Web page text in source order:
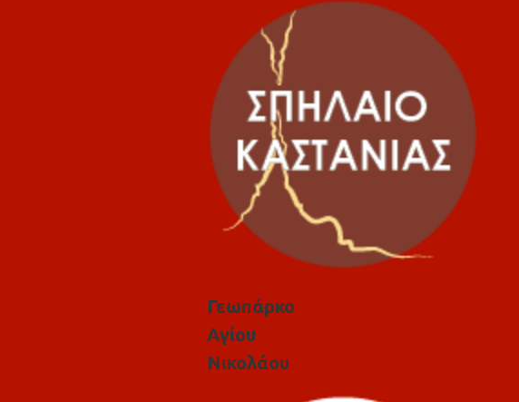
Γεωπάρκο
Αγίου
Νικολάου